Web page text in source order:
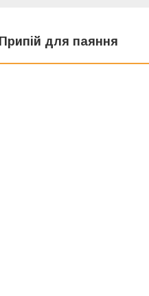
Припій для паяння